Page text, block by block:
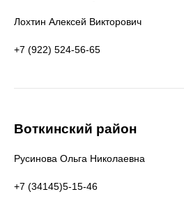
Лохтин Алексей Викторович
+7 (922) 524-56-65
Воткинский район
Русинова Ольга Николаевна
+7 (34145)5-15-46